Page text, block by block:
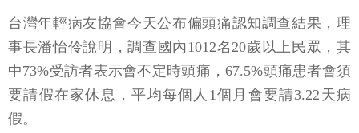
台灣年輕病友協會今天公布偏頭痛認知調查結果，理
事長潘怡伶說明，調查國內1012名20歲以上民眾，其
中73%受訪者表示會不定時頭痛，67.5%頭痛患者會須
要請假在家休息，平均每個人1個月會要請3.22天病
假。